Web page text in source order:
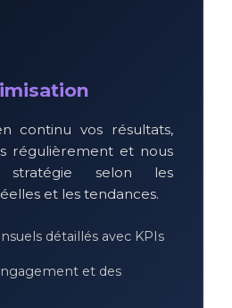
continu vos résultats,
régulièrement et nous
selon les
et les tendances.
détaillés avec KPIs
et des